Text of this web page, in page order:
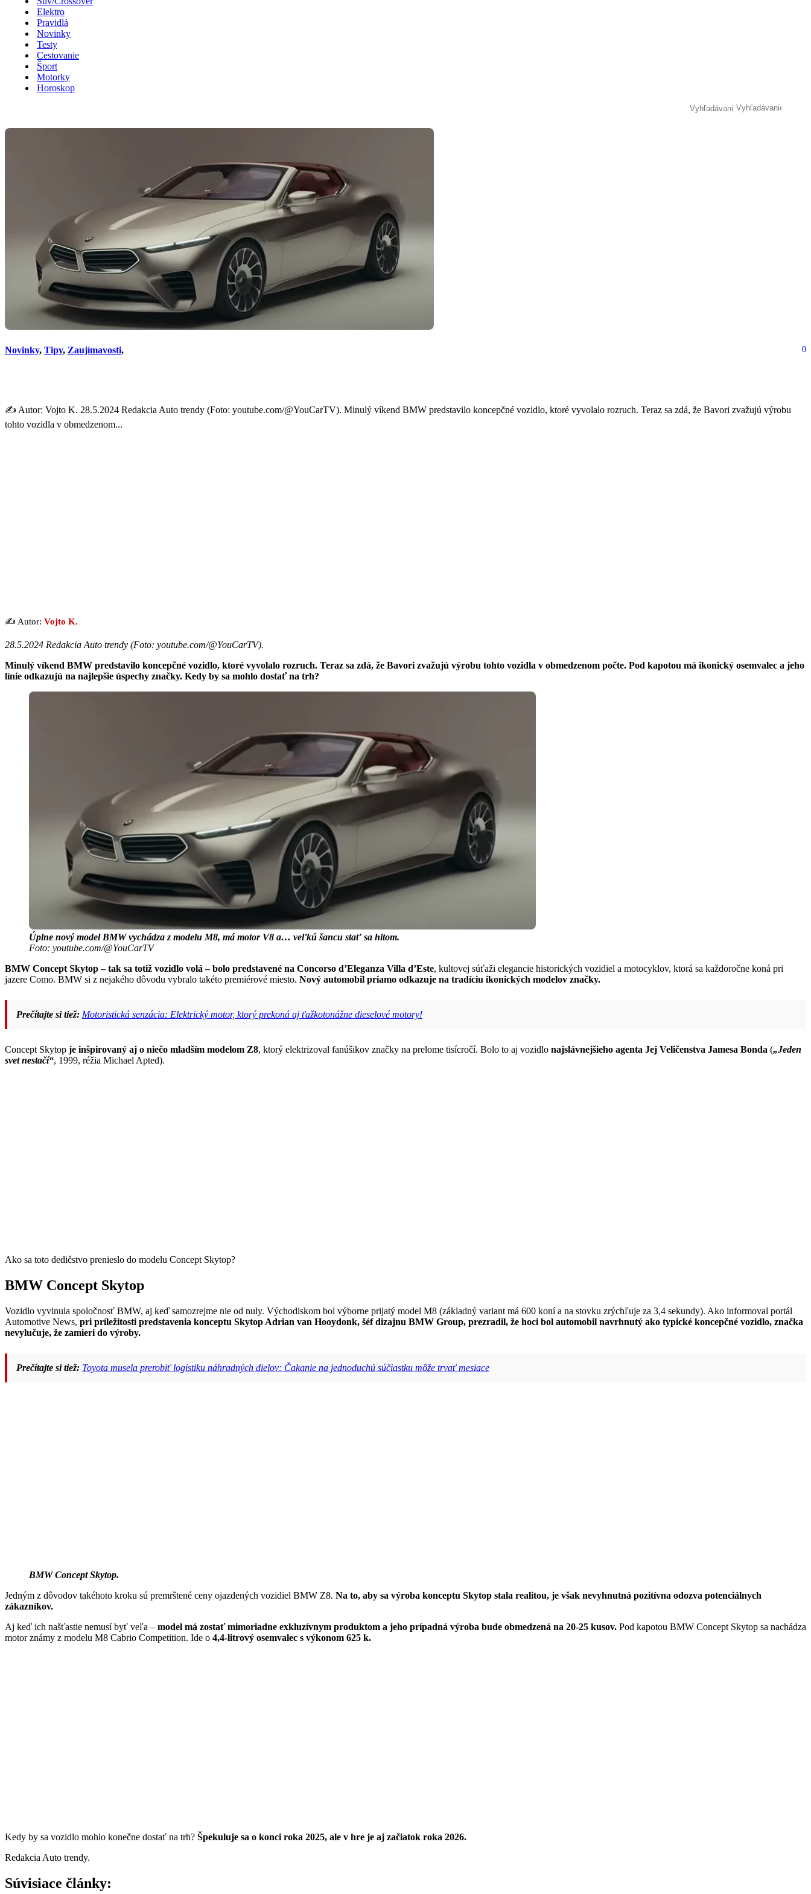
Elektro
Pravidlá
Novinky
Testy
Cestovanie
Šport
Motorky
Horoskop
Novinky, Tipy, Zaujímavosti, 0
✍️ Autor: Vojto K. 28.5.2024 Redakcia Auto trendy (Foto: youtube.com/@YouCarTV). Minulý víkend BMW predstavilo koncepčné vozidlo, ktoré vyvolalo rozruch. Teraz sa zdá, že Bavori zvažujú výrobu
tohto vozidla v obmedzenom...
✍️ Autor: Vojto K.
28.5.2024 Redakcia Auto trendy (Foto: youtube.com/@YouCarTV).
Minulý víkend BMW predstavilo koncepčné vozidlo, ktoré vyvolalo rozruch. Teraz sa zdá, že Bavori zvažujú výrobu tohto vozidla v obmedzenom počte. Pod kapotou má ikonický osemvalec a jeho
línie odkazujú na najlepšie úspechy značky. Kedy by sa mohlo dostať na trh?
Úplne nový model BMW vychádza z modelu M8, má motor V8 a… veľkú šancu stať sa hitom.
Foto: youtube.com/@YouCarTV
BMW Concept Skytop – tak sa totiž vozidlo volá – bolo predstavené na Concorso d’Eleganza Villa d’Este, kultovej súťaži elegancie historických vozidiel a motocyklov, ktorá sa každoročne koná pri
jazere Como. BMW si z nejakého dôvodu vybralo takéto premiérové miesto. Nový automobil priamo odkazuje na tradíciu ikonických modelov značky.
Prečítajte si tiež: Motoristická senzácia: Elektrický motor, ktorý prekoná aj ťažkotonážne dieselové motory!
Concept Skytop je inšpirovaný aj o niečo mladším modelom Z8, ktorý elektrizoval fanúšikov značky na prelome tisícročí. Bolo to aj vozidlo najslávnejšieho agenta Jej Veličenstva Jamesa Bonda („Jeden
svet nestačí“, 1999, réžia Michael Apted).
Ako sa toto dedičstvo prenieslo do modelu Concept Skytop?
BMW Concept Skytop
Vozidlo vyvinula spoločnosť BMW, aj keď samozrejme nie od nuly. Východiskom bol výborne prijatý model M8 (základný variant má 600 koní a na stovku zrýchľuje za 3,4 sekundy). Ako informoval portál
Automotive News, pri príležitosti predstavenia konceptu Skytop Adrian van Hooydonk, šéf dizajnu BMW Group, prezradil, že hoci bol automobil navrhnutý ako typické koncepčné vozidlo, značka
nevylučuje, že zamieri do výroby.
Prečítajte si tiež: Toyota musela prerobiť logistiku náhradných dielov: Čakanie na jednoduchú súčiastku môže trvať mesiace
BMW Concept Skytop.
Jedným z dôvodov takéhoto kroku sú premrštené ceny ojazdených vozidiel BMW Z8. Na to, aby sa výroba konceptu Skytop stala realitou, je však nevyhnutná pozitívna odozva potenciálnych
zákazníkov.
Aj keď ich našťastie nemusí byť veľa – model má zostať mimoriadne exkluzívnym produktom a jeho prípadná výroba bude obmedzená na 20-25 kusov. Pod kapotou BMW Concept Skytop sa nachádza
motor známy z modelu M8 Cabrio Competition. Ide o 4,4-litrový osemvalec s výkonom 625 k.
Kedy by sa vozidlo mohlo konečne dostať na trh? Špekuluje sa o konci roka 2025, ale v hre je aj začiatok roka 2026.
Redakcia Auto trendy.
Súvisiace články: